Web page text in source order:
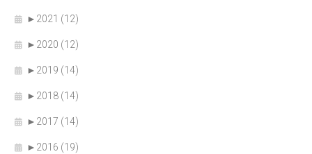
► 2021 (12)
► 2020 (12)
► 2019 (14)
► 2018 (14)
► 2017 (14)
► 2016 (19)